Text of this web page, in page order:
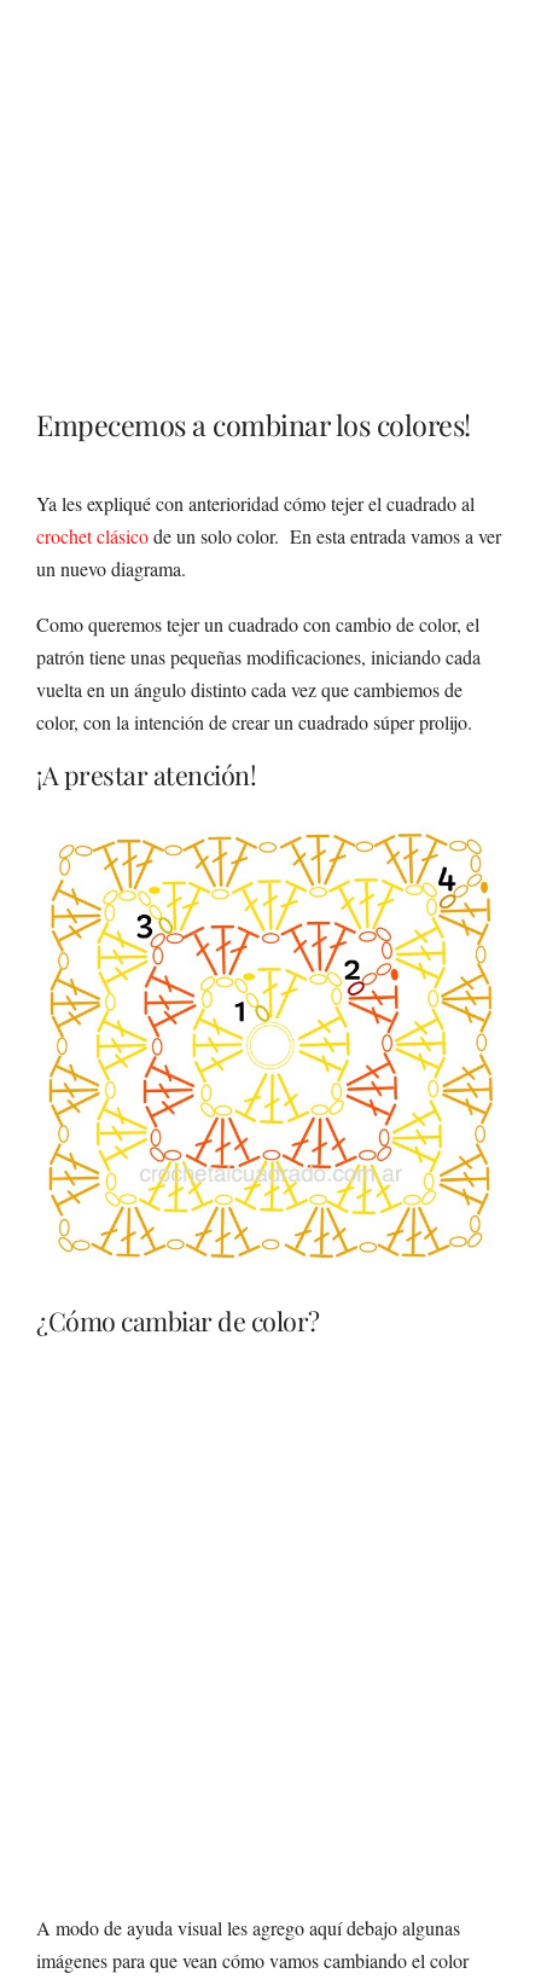
Empecemos a combinar los colores!
Ya les expliqué con anterioridad cómo tejer el cuadrado al
crochet clásicode un solo color. En esta entrada vamos a ver
un nuevo diagrama.
Como queremos tejer un cuadrado con cambio de color, el
patrón tiene unas pequeñas modificaciones, iniciando cada
vuelta en un ángulo distinto cada vez que cambiemos de
color, con la intención de crear un cuadrado súper prolijo.
¡A prestar atención!
¿Cómo cambiar de color?
A modo de ayuda visual les agrego aquí debajo algunas
imágenes para que vean cómo vamos cambiando el color